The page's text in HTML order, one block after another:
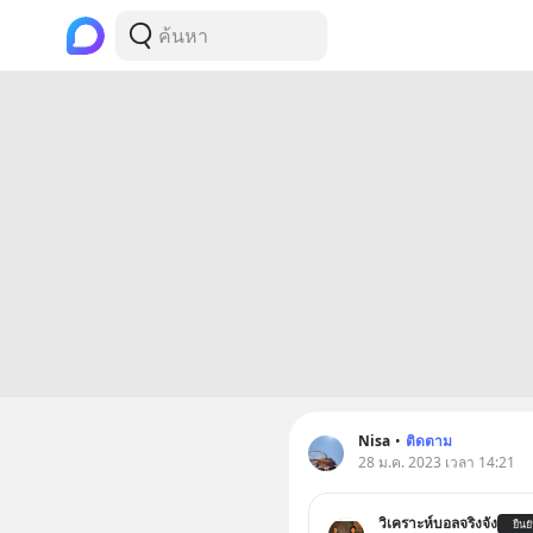
Nisa • ติดตาม
28 ม.ค. 2023 เวลา 14:21
วิเคราะห์บอลจริงจัง ยืน